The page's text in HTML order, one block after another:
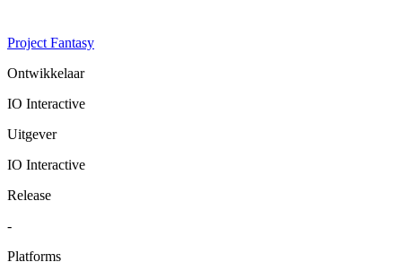
Project Fantasy
Ontwikkelaar
IO Interactive
Uitgever
IO Interactive
Release
-
Platforms